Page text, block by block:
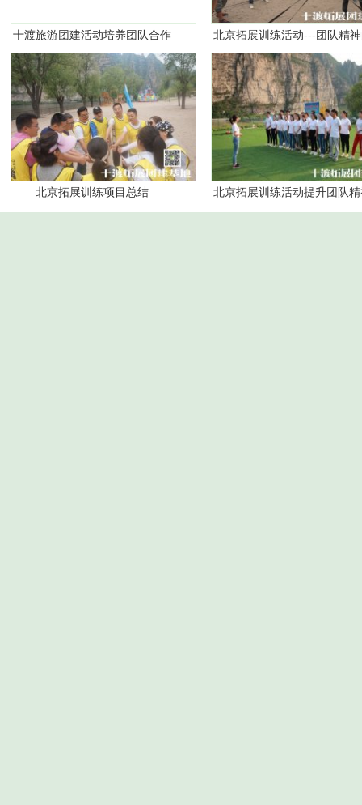
十渡旅游团建活动培养团队合作
精神
北京拓展训练活动---团队精
意义
北京拓展训练项目总结 北京拓展训练活动提升团队